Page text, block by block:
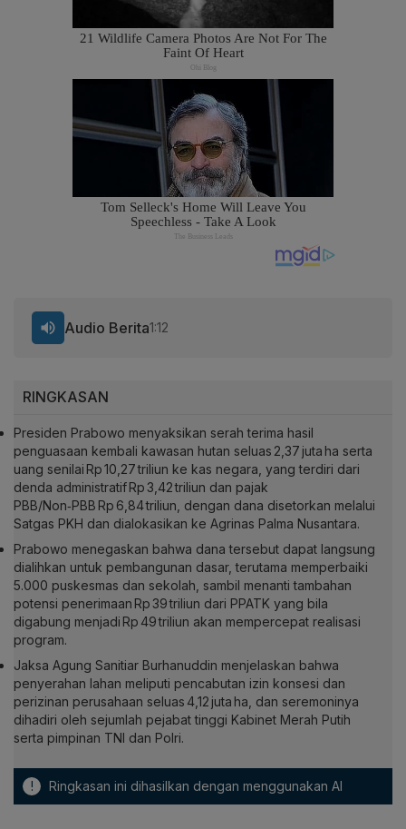
RINGKASAN
Presiden Prabowo menyaksikan serah terima hasil
penguasaan kembali kawasan hutan seluas 2,37 juta ha serta
uang senilai Rp 10,27 triliun ke kas negara, yang terdiri dari
denda administratif Rp 3,42 triliun dan pajak
PBB/Non‑PBB Rp 6,84 triliun, dengan dana disetorkan melalui
Satgas PKH dan dialokasikan ke Agrinas Palma Nusantara.
Prabowo menegaskan bahwa dana tersebut dapat langsung
dialihkan untuk pembangunan dasar, terutama memperbaiki
5.000 puskesmas dan sekolah, sambil menanti tambahan
potensi penerimaan Rp 39 triliun dari PPATK yang bila
digabung menjadi Rp 49 triliun akan mempercepat realisasi
program.
Jaksa Agung Sanitiar Burhanuddin menjelaskan bahwa
penyerahan lahan meliputi pencabutan izin konsesi dan
perizinan perusahaan seluas 4,12 juta ha, dan seremoninya
dihadiri oleh sejumlah pejabat tinggi Kabinet Merah Putih
serta pimpinan TNI dan Polri.
! Ringkasan ini dihasilkan dengan menggunakan AI
Audio Berita1:12